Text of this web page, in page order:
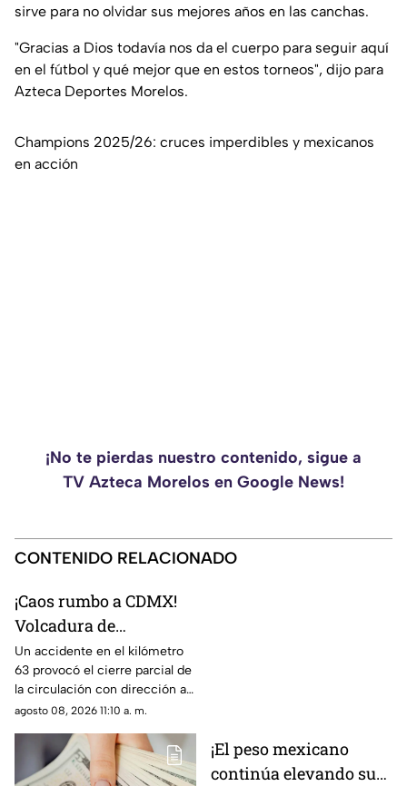
sirve para no olvidar sus mejores años en las canchas.
"Gracias a Dios todavía nos da el cuerpo para seguir aquí
en el fútbol y qué mejor que en estos torneos", dijo para
Azteca Deportes Morelos.
Champions 2025/26: cruces imperdibles y mexicanos
en acción
¡No te pierdas nuestro contenido, sigue a
TV Azteca Morelos en Google News!
CONTENIDO RELACIONADO
¡Caos rumbo a CDMX!
Volcadura de
camioneta provoca
cierre parcial en la
México-Cuernavaca
Un accidente en el kilómetro
63 provocó el cierre parcial de
la circulación con dirección a
la Ciudad de México.
agosto 08, 2026 11:10 a. m.
¡El peso mexicano
continúa elevando su